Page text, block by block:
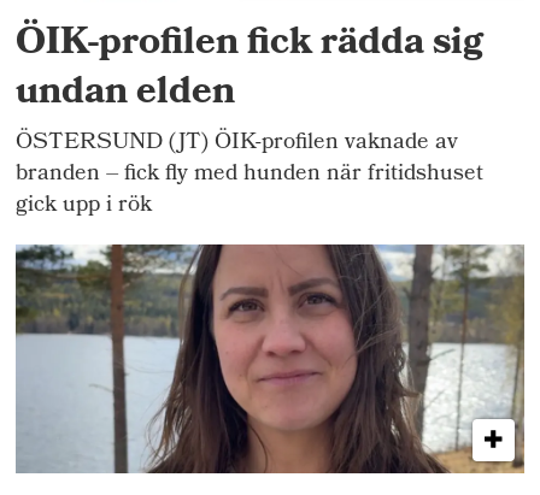
ÖIK-profilen fick rädda sig
undan elden
ÖSTERSUND (JT) ÖIK-profilen vaknade av
branden – fick fly med hunden när fritidshuset
gick upp i rök